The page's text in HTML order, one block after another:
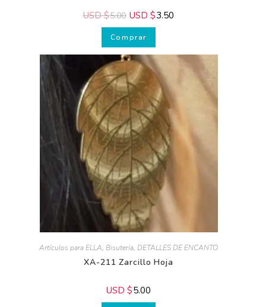
USD $5.00 USD $3.50
Comprar
Artículos para ELLA, Bisutería, DETALLES DE ENCANTO
XA-211 Zarcillo Hoja
USD $5.00
Recibe GRATIS
nuestros
consejos.